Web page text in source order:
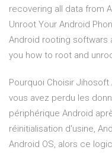
recovering all data from
Unroot Your Android
Android rooting softwars
you how to root and
Pourquoi Choisir
vous avez perdu les
périphérique Android
réinitialisation d'usine,
Android OS, alors ce